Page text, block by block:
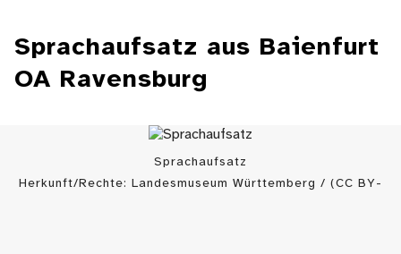
Sprachaufsatz aus Baienfurt
OA Ravensburg
Sprachaufsatz
Herkunft/Rechte: Landesmuseum Württemberg / (CC BY-